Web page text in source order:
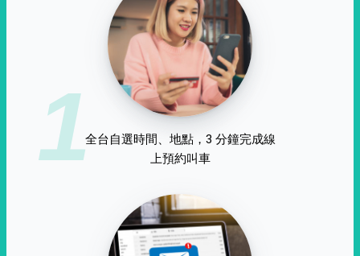
1全台自選時間、地點，3 分鐘完成線
上預約叫車